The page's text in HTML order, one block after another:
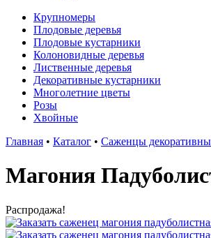
Крупномеры
Плодовые деревья
Плодовые кустарники
Колоновидные деревья
Лиственные деревья
Декоративные кустарники
Многолетние цветы
Розы
Хвойные
Главная • Каталог • Саженцы
Магония
Распродажа!